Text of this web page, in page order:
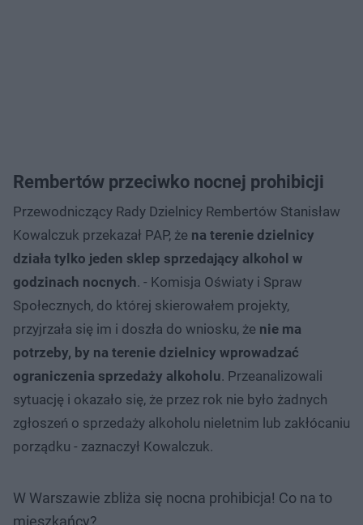
Rembertów przeciwko nocnej prohibicji
Przewodniczący Rady Dzielnicy Rembertów Stanisław
Kowalczuk przekazał PAP, że na terenie dzielnicy
działa tylko jeden sklep sprzedający alkohol w
godzinach nocnych. - Komisja Oświaty i Spraw
Społecznych, do której skierowałem projekty,
przyjrzała się im i doszła do wniosku, że nie ma
potrzeby, by na terenie dzielnicy wprowadzać
ograniczenia sprzedaży alkoholu. Przeanalizowali
sytuację i okazało się, że przez rok nie było żadnych
zgłoszeń o sprzedaży alkoholu nieletnim lub zakłócaniu
porządku - zaznaczył Kowalczuk.
W Warszawie zbliża się nocna prohibicja! Co na to
mieszkańcy?